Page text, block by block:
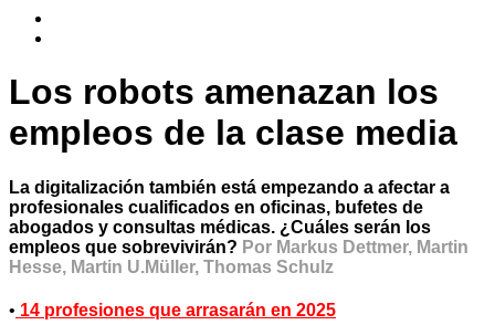
Los robots amenazan los
empleos de la clase media
La digitalización también está empezando a afectar a
profesionales cualificados en oficinas, bufetes de
abogados y consultas médicas. ¿Cuáles serán los
empleos que sobrevivirán? Por Markus Dettmer, Martin
Hesse, Martin U.Müller, Thomas Schulz
• 14 profesiones que arrasarán en 2025